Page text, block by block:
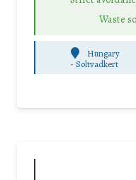
Waste
Hungary
- Soltvadkert